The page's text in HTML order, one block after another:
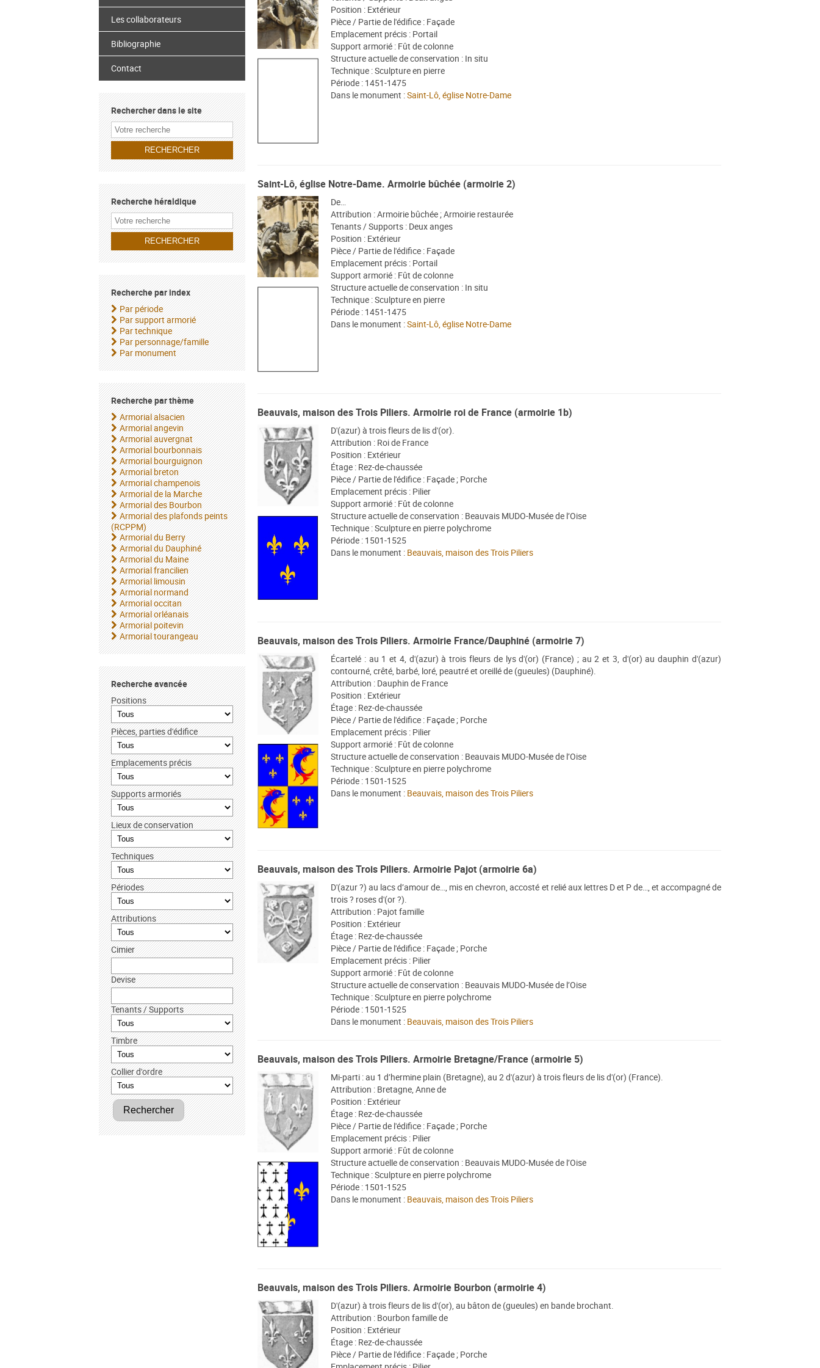
Les collaborateurs
Bibliographie
Contact
Rechercher dans le site
Recherche héraldique
Recherche par index
Par période
Par support armorié
Par technique
Par personnage/famille
Par monument
Recherche par thème
Armorial alsacien
Armorial angevin
Armorial auvergnat
Armorial bourbonnais
Armorial bourguignon
Armorial breton
Armorial champenois
Armorial de la Marche
Armorial des Bourbon
Armorial des plafonds peints
(RCPPM)
Armorial du Berry
Armorial du Dauphiné
Armorial du Maine
Armorial francilien
Armorial limousin
Armorial normand
Armorial occitan
Armorial orléanais
Armorial poitevin
Armorial tourangeau
Recherche avancée
Positions
Pièces, parties d'édifice
Emplacements précis
Supports armoriés
Lieux de conservation
Techniques
Périodes
Attributions
Cimier
Devise
Tenants / Supports
Timbre
Collier d'ordre
Rechercher
Position : Extérieur
Pièce / Partie de l'édifice : Façade
Emplacement précis : Portail
Support armorié : Fût de colonne
Structure actuelle de conservation : In situ
Technique : Sculpture en pierre
Période : 1451-1475
Dans le monument :Saint-Lô, église Notre-Dame
Saint-Lô, église Notre-Dame. Armoirie bûchée (armoirie 2)
De…
Attribution : Armoirie bûchée ; Armoirie restaurée
Tenants / Supports : Deux anges
Position : Extérieur
Pièce / Partie de l'édifice : Façade
Emplacement précis : Portail
Support armorié : Fût de colonne
Structure actuelle de conservation : In situ
Technique : Sculpture en pierre
Période : 1451-1475
Dans le monument :Saint-Lô, église Notre-Dame
Beauvais, maison des Trois Piliers. Armoirie roi de France (armoirie 1b)
D'(azur) à trois fleurs de lis d'(or).
Attribution : Roi de France
Position : Extérieur
Étage : Rez-de-chaussée
Pièce / Partie de l'édifice : Façade ; Porche
Emplacement précis : Pilier
Support armorié : Fût de colonne
Structure actuelle de conservation : Beauvais MUDO-Musée de l’Oise
Technique : Sculpture en pierre polychrome
Période : 1501-1525
Dans le monument : Beauvais, maison des Trois Piliers
Beauvais, maison des Trois Piliers. Armoirie France/Dauphiné (armoirie 7)
Écartelé : au 1 et 4, d'(azur) à trois fleurs de lys d'(or) (France) ; au 2 et 3, d'(or) au dauphin d'(azur)
contourné, crêté, barbé, loré, peautré et oreillé de (gueules) (Dauphiné).
Attribution : Dauphin de France
Position : Extérieur
Étage : Rez-de-chaussée
Pièce / Partie de l'édifice : Façade ; Porche
Emplacement précis : Pilier
Support armorié : Fût de colonne
Structure actuelle de conservation : Beauvais MUDO-Musée de l’Oise
Technique : Sculpture en pierre polychrome
Période : 1501-1525
Dans le monument : Beauvais, maison des Trois Piliers
Beauvais, maison des Trois Piliers. Armoirie Pajot (armoirie 6a)
D'(azur ?) au lacs d’amour de…, mis en chevron, accosté et relié aux lettres D et P de…, et accompagné de
trois ? roses d'(or ?).
Attribution : Pajot famille
Position : Extérieur
Étage : Rez-de-chaussée
Pièce / Partie de l'édifice : Façade ; Porche
Emplacement précis : Pilier
Support armorié : Fût de colonne
Structure actuelle de conservation : Beauvais MUDO-Musée de l’Oise
Technique : Sculpture en pierre polychrome
Période : 1501-1525
Dans le monument : Beauvais, maison des Trois Piliers
Beauvais, maison des Trois Piliers. Armoirie Bretagne/France (armoirie 5)
Mi-parti : au 1 d’hermine plain (Bretagne), au 2 d'(azur) à trois fleurs de lis d'(or) (France).
Attribution : Bretagne, Anne de
Position : Extérieur
Étage : Rez-de-chaussée
Pièce / Partie de l'édifice : Façade ; Porche
Emplacement précis : Pilier
Support armorié : Fût de colonne
Structure actuelle de conservation : Beauvais MUDO-Musée de l’Oise
Technique : Sculpture en pierre polychrome
Période : 1501-1525
Dans le monument : Beauvais, maison des Trois Piliers
Beauvais, maison des Trois Piliers. Armoirie Bourbon (armoirie 4)
D'(azur) à trois fleurs de lis d'(or), au bâton de (gueules) en bande brochant.
Attribution : Bourbon famille de
Position : Extérieur
Étage : Rez-de-chaussée
Pièce / Partie de l'édifice : Façade ; Porche